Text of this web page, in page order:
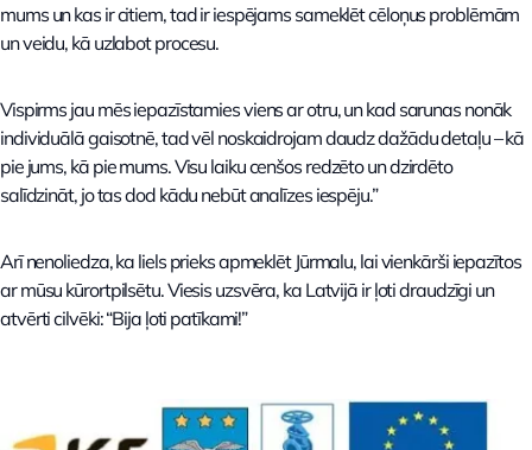
mums un kas ir citiem, tad ir iespējams sameklēt cēloņus problēmām
un veidu, kā uzlabot procesu.
Vispirms jau mēs iepazīstamies viens ar otru, un kad sarunas nonāk
individuālā gaisotnē, tad vēl noskaidrojam daudz dažādu detaļu – kā
pie jums, kā pie mums. Visu laiku cenšos redzēto un dzirdēto
salīdzināt, jo tas dod kādu nebūt analīzes iespēju.”
Arī nenoliedza, ka liels prieks apmeklēt Jūrmalu, lai vienkārši iepazītos
ar mūsu kūrortpilsētu. Viesis uzsvēra, ka Latvijā ir ļoti draudzīgi un
atvērti cilvēki: “Bija ļoti patīkami!”